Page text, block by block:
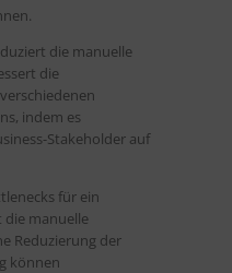
die manuelle
die
indem es
Stakeholder auf
für ein
die manuelle
Reduzierung der
können